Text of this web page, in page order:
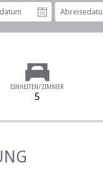
EINHEITEN/ZIMMER
5